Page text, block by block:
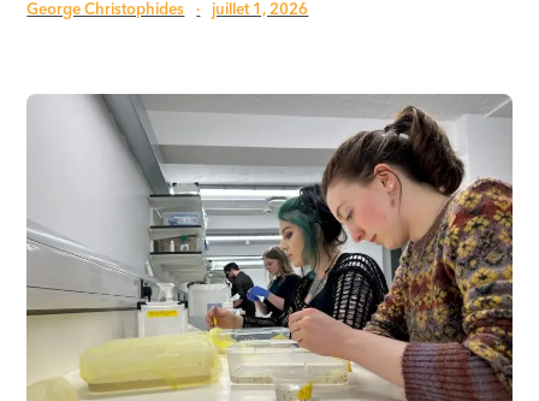
George Christophides · juillet 1, 2026